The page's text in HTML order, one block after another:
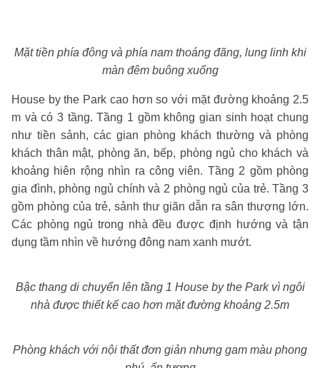
Mặt tiền phía đông và phía nam thoáng đãng, lung linh khi
màn đêm buông xuống
House by the Park cao hơn so với mặt đường khoảng 2.5
m và có 3 tầng. Tầng 1 gồm không gian sinh hoạt chung
như tiền sảnh, các gian phòng khách thường và phòng
khách thân mật, phòng ăn, bếp, phòng ngủ cho khách và
khoảng hiên rộng nhìn ra công viên. Tầng 2 gồm phòng
gia đình, phòng ngủ chính và 2 phòng ngủ của trẻ. Tầng 3
gồm phòng của trẻ, sảnh thư giãn dẫn ra sân thượng lớn.
Các phòng ngủ trong nhà đều được định hướng và tận
dụng tầm nhìn về hướng đông nam xanh mướt.
Bậc thang di chuyển lên tầng 1 House by the Park vì ngôi
nhà được thiết kế cao hơn mặt đường khoảng 2.5m
Phòng khách với nội thất đơn giản nhưng gam màu phong